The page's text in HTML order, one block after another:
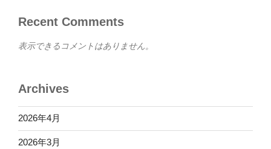
Recent Comments
表示できるコメントはありません。
Archives
2026年4月
2026年3月